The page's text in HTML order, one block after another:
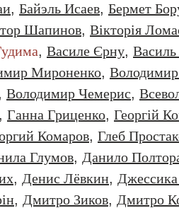
, Байэль Исаев, Бермет
Шапинов, Вікторія
, Василе Єрну,
Мироненко,
Володимир Чемерис,
, Ганна Гриценко, Георгiй
Комаров, Глеб
Глумов, Данило
, Денис Лёвкин,
, Дмитро Зиков, Дмитро